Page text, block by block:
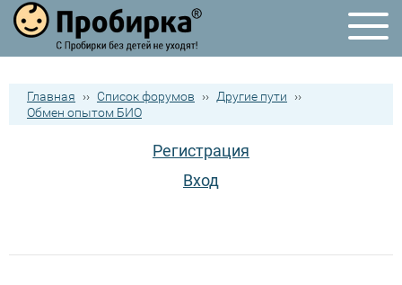
Главная ›› Список форумов ›› Другие пути
››
Обмен опытом БИО
Регистрация
Вход